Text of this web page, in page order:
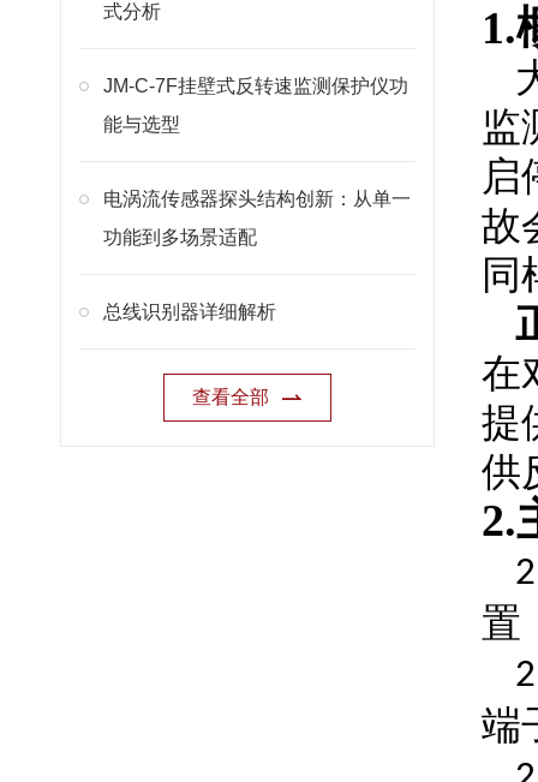
式分析
JM-C-7F挂壁式反转速监测保护仪功
能与选型
电涡流传感器探头结构创新：从单一
功能到多场景适配
总线识别器详细解析
查看全部
1.
监
启
故
同
在
提
供
2.
置
端